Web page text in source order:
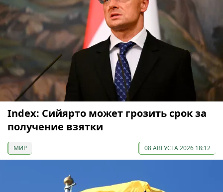
Index: Сийярто может грозить срок за
получение взятки
МИР 08 АВГУСТА 2026 18:12